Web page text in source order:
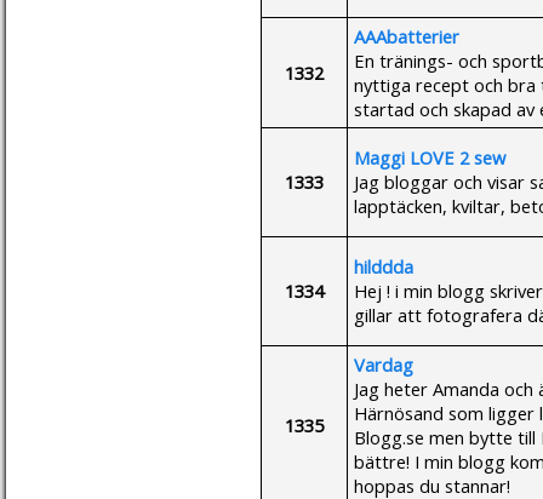
1332
AAAbatterier
En tränings- och
nyttiga recept och bra
startad och skapad av
1333
Maggi LOVE 2 sew
Jag bloggar och visar
lapptäcken, kviltar,
1334
hilddda
Hej ! i min blogg
gillar att fotografera
1335
Vardag
Jag heter Amanda
Härnösand som
Blogg.se men bytte
bättre! I min blogg
hoppas du stannar!